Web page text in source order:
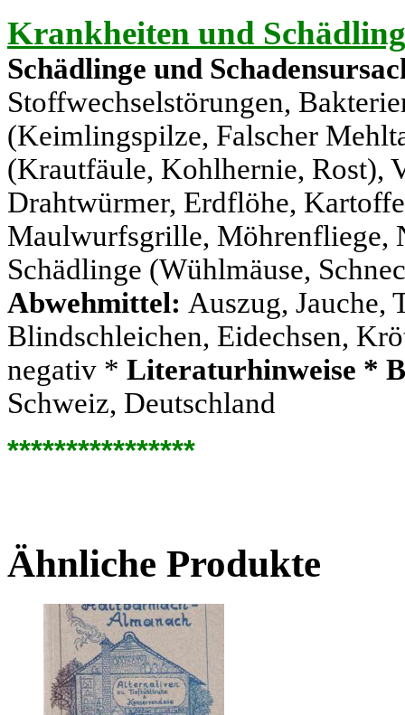
Krankheiten und
Schädlinge und
Stoffwechselstörungen,
(Keimlingspilze, Falscher
(Krautfäule, Kohlhernie, Rost),
Drahtwürmer, Erdflöhe,
Maulwurfsgrille, Möhrenfliege,
Schädlinge (Wühlmäuse,
Abwehmittel: Auszug, Jauche,
Blindschleichen, Eidechsen,
negativ * Literaturhinweise *
Schweiz, Deutschland
****************
Ähnliche Produkte